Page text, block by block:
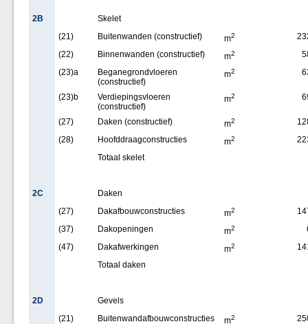
2B
Skelet
(21)
Buitenwanden (constructief) m2
(22)
Binnenwanden (constructief) m2
(23)a
Beganegrondvloeren
(constructief)
m2
(23)b
Verdiepingsvloeren
(constructief)
m2
(27) Daken (constructief) m2
(28)
Hoofddraagconstructies m2
Totaal skelet
2C
Daken
(27)
Dakafbouwconstructies m2
(37)
Dakopeningen m2
(47)
Dakafwerkingen m2
Totaal daken
2D
Gevels
(21)
Buitenwandafbouwconstructies m2